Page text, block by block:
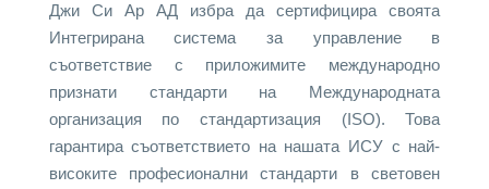
Джи Си Ар АД избра да сертифицира своята
Интегрирана система за управление в
съответствие с приложимите международно
признати стандарти на Международната
организация по стандартизация (ISO). Това
гарантира съответствието на нашата ИСУ с най-
високите професионални стандарти в световен